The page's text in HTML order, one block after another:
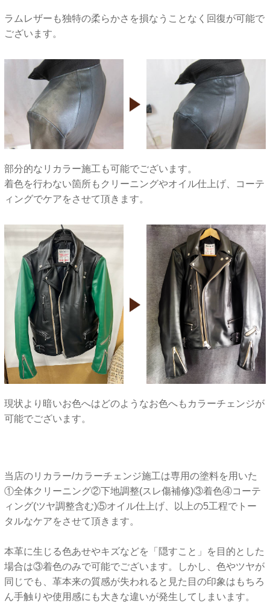
ラムレザーも独特の柔らかさを損なうことなく回復が可能で
ございます。
部分的なリカラー施工も可能でございます。
着色を行わない箇所もクリーニングやオイル仕上げ、コーテ
ィングでケアをさせて頂きます。
現状より暗いお色へはどのようなお色へもカラーチェンジが
可能でございます。
当店のリカラー/カラーチェンジ施工は専用の塗料を用いた
①全体クリーニング②下地調整(スレ傷補修)③着色④コーテ
ィング(ツヤ調整含む)⑤オイル仕上げ、以上の5工程でトー
タルなケアをさせて頂きます。
本革に生じる色あせやキズなどを「隠すこと」を目的とした
場合は③着色のみで可能でございます。しかし、色やツヤが
同じでも、革本来の質感が失われると見た目の印象はもちろ
ん手触りや使用感にも大きな違いが発生してしまいます。